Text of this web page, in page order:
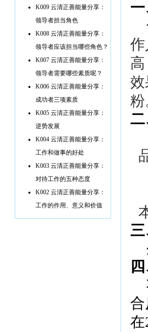
K009 云清正善能量分享：
领导者担当角色
K008 云清正善能量分享：
领导者应该担当哪些角色？
K007 云清正善能量分享：
领导者需要哪些素质呢？
K006 云清正善能量分享：
成功者三项素质
K005 云清正善能量分享：
逆势发展
K004 云清正善能量分享：
工作和做事的好处
K003 云清正善能量分享：
对待工作的五种态度
K002 云清正善能量分享：
工作的作用、意义和价值
一
二
四
在